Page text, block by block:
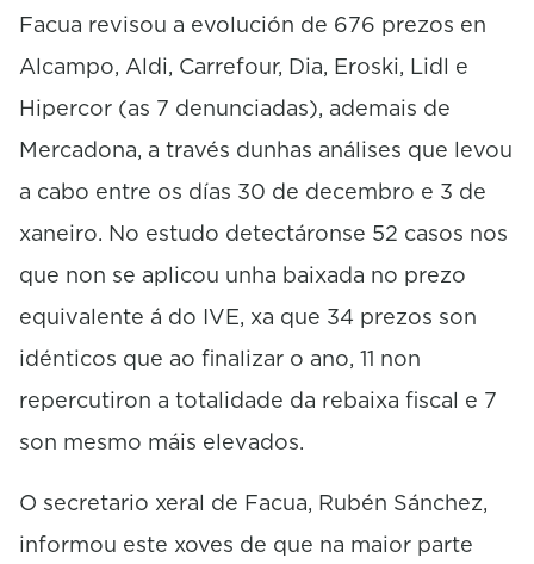
Facua revisou a evolución de 676 prezos en
Alcampo, Aldi, Carrefour, Dia, Eroski, Lidl e
Hipercor (as 7 denunciadas), ademais de
Mercadona, a través dunhas análises que levou
a cabo entre os días 30 de decembro e 3 de
xaneiro. No estudo detectáronse 52 casos nos
que non se aplicou unha baixada no prezo
equivalente á do IVE, xa que 34 prezos son
idénticos que ao finalizar o ano, 11 non
repercutiron a totalidade da rebaixa fiscal e 7
son mesmo máis elevados.
O secretario xeral de Facua, Rubén Sánchez,
informou este xoves de que na maior parte